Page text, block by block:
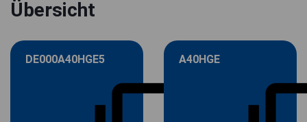
Übersicht
DE000A40HGE5 A40HGE